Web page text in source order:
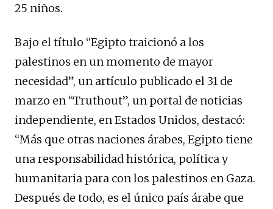
25 niños.
Bajo el título “Egipto traicionó a los
palestinos en un momento de mayor
necesidad”, un artículo publicado el 31 de
marzo en “Truthout”, un portal de noticias
independiente, en Estados Unidos, destacó:
“Más que otras naciones árabes, Egipto tiene
una responsabilidad histórica, política y
humanitaria para con los palestinos en Gaza.
Después de todo, es el único país árabe que